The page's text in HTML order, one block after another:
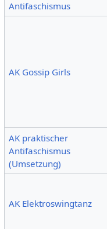
Antifaschismus
AK Gossip Girls
AK praktischer
Antifaschismus
(Umsetzung)
AK Elektroswingtanz